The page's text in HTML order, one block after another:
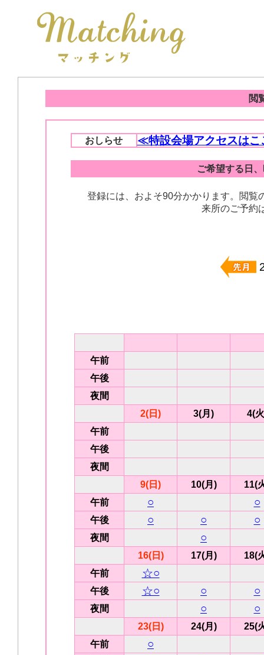
閲
おしらせ ≪特設会場アクセスは
ご希望する日
登録には、およそ90分かかります。閲覧
来所のご予約
午前
午後
夜間
2(日)
3(月)
4(
午前
午後
夜間
9(日)
10(月)
11(
午前
○ ○
午後 ○ ○ ○
夜間 ○
16(日) 17(月)
18(
午前
☆○
午後 ☆○ ○ ○
夜間 ○ ○
23(日) 24(月)
25(
午前
○